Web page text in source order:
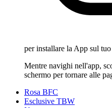
per installare la App sul
Mentre navighi nell'app,
schermo per tornare alle
Rosa BFC
Esclusive TBW